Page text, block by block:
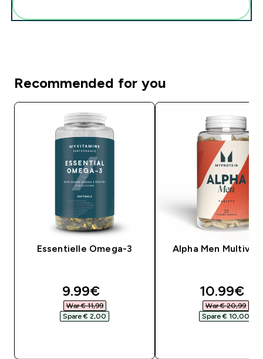
Recommended for you
Essentielle Omega-3
discounted price
9.99€‎
War € 11,99‎
Spare € 2,00‎
Alpha Men
10.99€‎
War € 20,99‎
Spare € 10,00‎